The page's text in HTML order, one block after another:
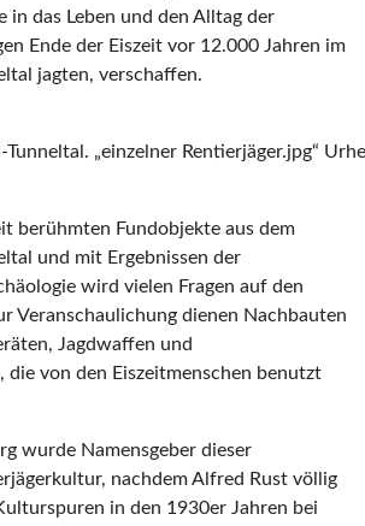
in das Leben und den Alltag der
Ende der Eiszeit vor 12.000 Jahren im
jagten, verschaffen.
Tunneltal. „einzelner Rentierjäger.jpg“
berühmten Fundobjekte aus dem
und mit Ergebnissen der
wird vielen Fragen auf den
Veranschaulichung dienen Nachbauten
Jagdwaffen und
die von den Eiszeitmenschen benutzt
wurde Namensgeber dieser
nachdem Alfred Rust völlig
in den 1930er Jahren bei